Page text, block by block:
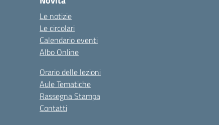
Le notizie
Le circolari
Calendario eventi
Albo Online
Orario delle lezioni
Aule Tematiche
Rassegna Stampa
Contatti